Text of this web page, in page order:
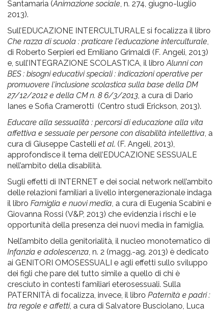
Santamaria (Animazione sociale, n. 274, giugno-luglio
2013).
Sull’EDUCAZIONE INTERCULTURALE si focalizza il libro
Che razza di scuola : praticare l'educazione interculturale,
di Roberto Serpieri ed Emiliano Grimaldi (F. Angeli, 2013)
e, sull’INTEGRAZIONE SCOLASTICA, il libroAlunni con
BES : bisogni educativi speciali : indicazioni operative per
promuovere l'inclusione scolastica sulla base della DM
27/12/2012 e della CM n. 8 6/3/2013, a cura di Dario
Ianes e Sofia Cramerotti (Centro studi Erickson, 2013).
Educare alla sessualità : percorsi di educazione alla vita
affettiva e sessuale per persone con disabilità intellettiva, a
cura di Giuseppe Castelli et al. (F. Angeli, 2013),
approfondisce il tema dell’EDUCAZIONE SESSUALE
nell’ambito della disabilità.
Sugli effetti di INTERNET e dei social network nell’ambito
delle relazioni familiari a livello intergenerazionale indaga
il libro Famiglia e nuovi media, a cura di Eugenia Scabini e
Giovanna Rossi (V&P, 2013) che evidenzia i rischi e le
opportunità della presenza dei nuovi media in famiglia.
Nell’ambito della genitorialità, il nucleo monotematico di
Infanzia e adolescenza, n. 2 (magg.-ag. 2013) è dedicato
ai GENITORI OMOSESSUALI e agli effetti sullo sviluppo
dei figli che pare del tutto simile a quello di chi è
cresciuto in contesti familiari eterosessuali. Sulla
PATERNITÀ di focalizza, invece, il libro Paternità e padri :
tra regole e affetti, a cura di Salvatore Busciolano, Luca